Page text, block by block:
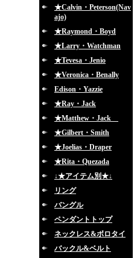
★Calvin・Peterson(Nav
ajo)
★Raymond・Boyd
★Larry・Watchman
★Tevesa・Jenio
★Veronica・Benally
Edison・Yazzie
★Ray・Jack
★Matthew・Jack
★Gilbert・Smith
★Joelias・Draper
★Rita・Quezada
↓★アイテム別★↓
リング
バングル
ペンダントトップ
ネックレス&ボロタイ
バックル&ベルト